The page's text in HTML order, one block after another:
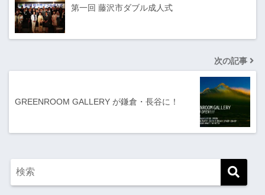
第一回 藤沢市ダブル成人式
次の記事
GREENROOM GALLERY が鎌倉・長谷に！